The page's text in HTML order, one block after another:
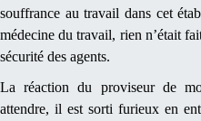
souffrance au travail dans cet
médecine du travail, rien n’était
sécurité des agents.
La réaction du proviseur de
attendre, il est sorti furieux en